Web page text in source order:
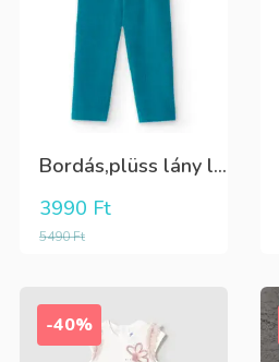
Bordás,plüss lány leggings zöldeskék
5490Ft
3990 Ft
-40%